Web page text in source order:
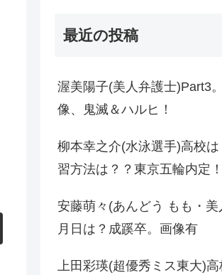
最近の投稿
渥美陽子(美人弁護士)Part3
像、鬼滅＆ハルヒ！
柳本幸之介(水泳選手)高校
習方法は？？東京五輪内定！
安藤萌々(あんどう もも・
月日は？成蹊卒。画像有
上田彩瑛(超優秀ミス東大)